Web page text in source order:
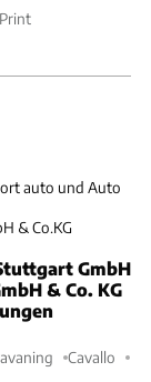
auto und Auto
& Co.KG
GmbH
& Co. KG
Cavallo